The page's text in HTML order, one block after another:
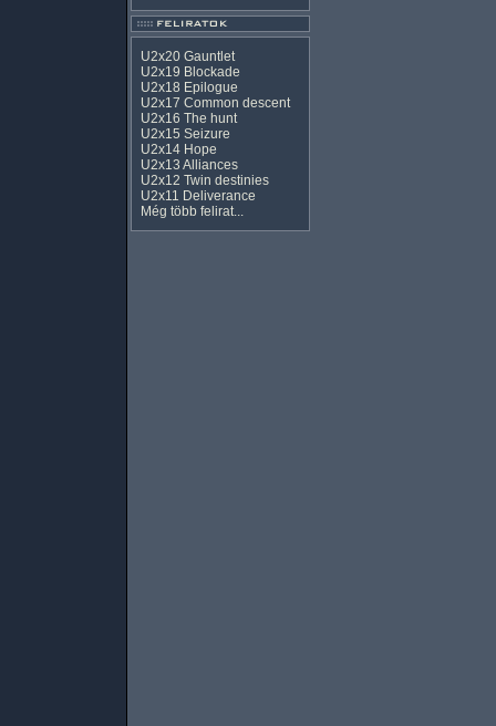
U2x20 Gauntlet
U2x19 Blockade
U2x18 Epilogue
U2x17 Common descent
U2x16 The hunt
U2x15 Seizure
U2x14 Hope
U2x13 Alliances
U2x12 Twin destinies
U2x11 Deliverance
Még több felirat...